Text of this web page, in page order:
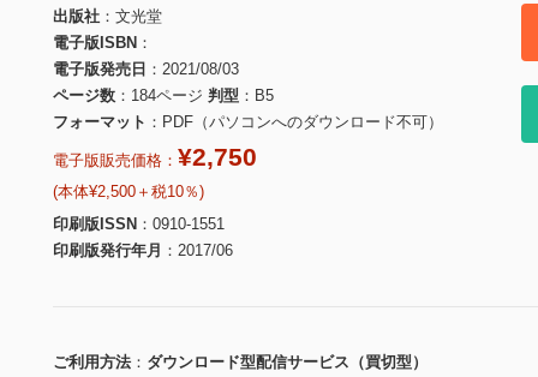
出版社
文光堂
電子版ISBN
電子版発売日
2021/08/03
ページ数
184ページ 判型
B5
フォーマット
PDF（パソコンへのダウンロード不可）
電子版販売価格： ¥2,750
(本体¥2,500＋税10％)
印刷版ISSN
0910-1551
印刷版発行年月
2017/06
ご利用方法
ダウンロード型配信サービス（買切型）